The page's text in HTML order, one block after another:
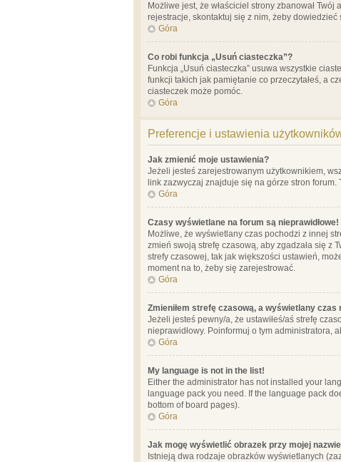
Możliwe jest, że właściciel strony zbanował
rejestracje, skontaktuj się z nim, żeby dowiedzieć
Góra
Co robi funkcja „Usuń ciasteczka”?
Funkcja „Usuń ciasteczka” usuwa wszystkie
funkcji takich jak pamiętanie co przeczytałeś, a
ciasteczek może pomóc.
Góra
Preferencje i ustawienia
Jak zmienić moje ustawienia?
Jeżeli jesteś zarejestrowanym użytkownikiem,
link zazwyczaj znajduje się na górze stron
Góra
Czasy wyświetlane na forum są nieprawidłowe!
Możliwe, że wyświetlany czas pochodzi z innej
zmień swoją strefę czasową, aby zgadzała się z
strefy czasowej, tak jak większości ustawień,
moment na to, żeby się zarejestrować.
Góra
Zmieniłem strefę czasową, a wyświetlany czas
Jeżeli jesteś pewny/a, że ustawiłeś/aś strefę
nieprawidłowy. Poinformuj o tym administratora,
Góra
My language is not in the list!
Either the administrator has not installed your
language pack you need. If the language pack
bottom of board pages).
Góra
Jak mogę wyświetlić obrazek przy mojej
Istnieją dwa rodzaje obrazków wyświetlanych